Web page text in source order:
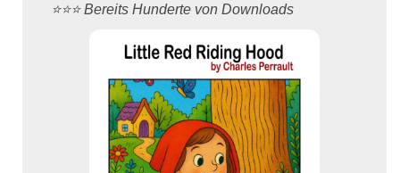
⭐️⭐️⭐️ Bereits Hunderte von Downloads